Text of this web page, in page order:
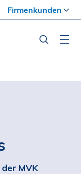
Firmenkunden
MVK